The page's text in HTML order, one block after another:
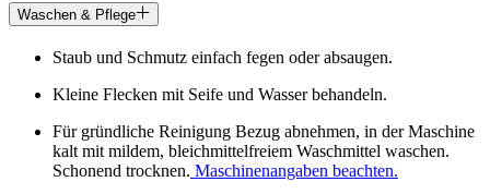
Waschen & Pflege
Staub und Schmutz einfach fegen oder absaugen.
Kleine Flecken mit Seife und Wasser behandeln.
Für gründliche Reinigung Bezug abnehmen, in der Maschine
kalt mit mildem, bleichmittelfreiem Waschmittel waschen.
Schonend trocknen. Maschinenangaben beachten.